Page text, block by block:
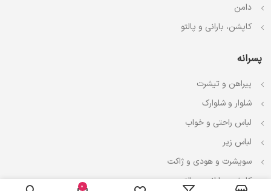
دامن
کاپشن، بارانی و پالتو
پسرانه
پیراهن و تیشرت
شلوار و شلوارک
لباس راحتی و خواب
لباس زیر
سویشرت و هودی و ژاکت
کاپشن، بارانی و پالتو
0